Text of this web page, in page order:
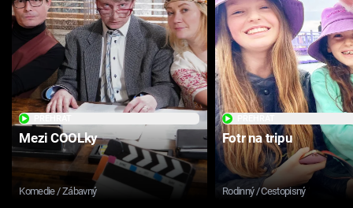
Mezi COOLky
Komedie / Zábavný
Fotr na tripu
Rodinný / Cestopisný